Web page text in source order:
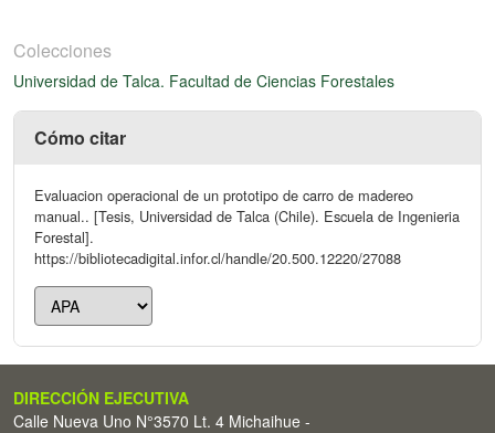
Colecciones
Universidad de Talca. Facultad de Ciencias Forestales
Cómo citar
Evaluacion operacional de un prototipo de carro de madereo
manual.. [Tesis, Universidad de Talca (Chile). Escuela de Ingenieria
Forestal].
https://bibliotecadigital.infor.cl/handle/20.500.12220/27088
DIRECCIÓN EJECUTIVA
Calle Nueva Uno N°3570 Lt. 4 Michaihue -